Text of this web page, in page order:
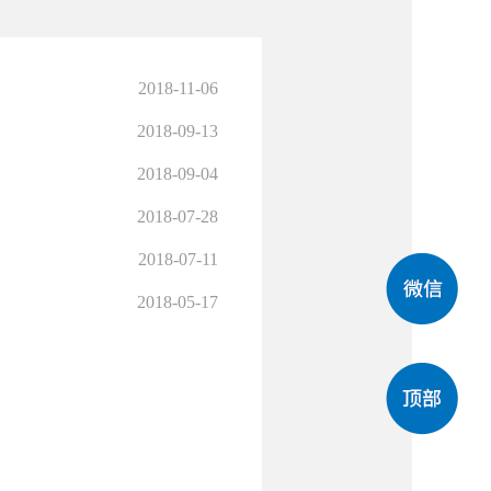
2018-11-06
2018-09-13
2018-09-04
2018-07-28
2018-07-11
2018-05-17